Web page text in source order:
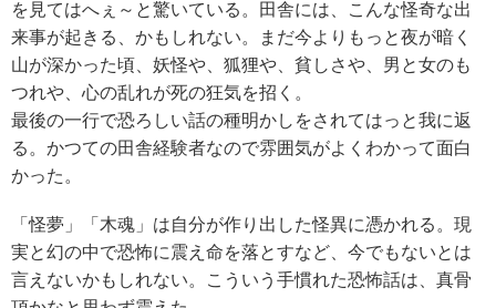
を見てはへぇ～と驚いている。田舎には、こんな怪奇な出
来事が起きる、かもしれない。まだ今よりもっと夜が暗く
山が深かった頃、妖怪や、狐狸や、貧しさや、男と女のも
つれや、心の乱れが死の狂気を招く。
最後の一行で恐ろしい話の種明かしをされてはっと我に返
る。かつての田舎経験者なので雰囲気がよくわかって面白
かった。
「怪夢」「木魂」は自分が作り出した怪異に憑かれる。現
実と幻の中で恐怖に震え命を落とすなど、今でもないとは
言えないかもしれない。こういう手慣れた恐怖話は、真骨